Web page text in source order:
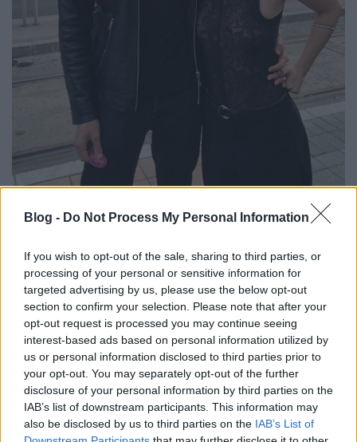
Blog - Do Not Process My Personal Information
If you wish to opt-out of the sale, sharing to third parties, or
processing of your personal or sensitive information for
targeted advertising by us, please use the below opt-out
section to confirm your selection. Please note that after your
opt-out request is processed you may continue seeing
interest-based ads based on personal information utilized by
us or personal information disclosed to third parties prior to
your opt-out. You may separately opt-out of the further
disclosure of your personal information by third parties on the
IAB’s list of downstream participants. This information may
also be disclosed by us to third parties on the IAB’s List of